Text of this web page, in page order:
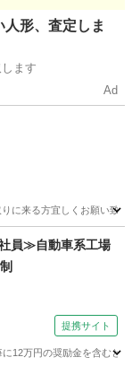
人形、査定しま
ます
Ad
に来る方宜しくお願い致
員≫自動車系工場
提携サイト
12万円の奨励金を含む